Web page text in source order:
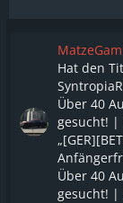
Hat den
Über 40
gesucht! |
Über 40
gesucht! |